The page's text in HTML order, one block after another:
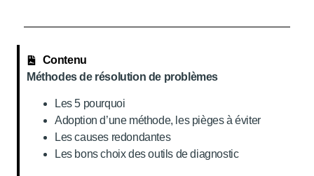
Contenu
Méthodes de résolution de problèmes
Les 5 pourquoi
Adoption d’une méthode, les pièges à éviter
Les causes redondantes
Les bons choix des outils de diagnostic